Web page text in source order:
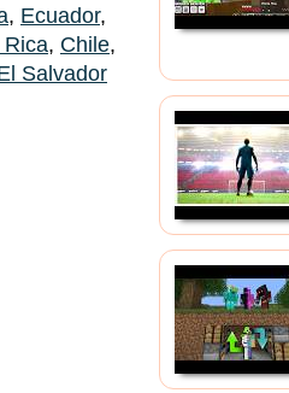
, Ecuador,
Rica, Chile,
Salvador